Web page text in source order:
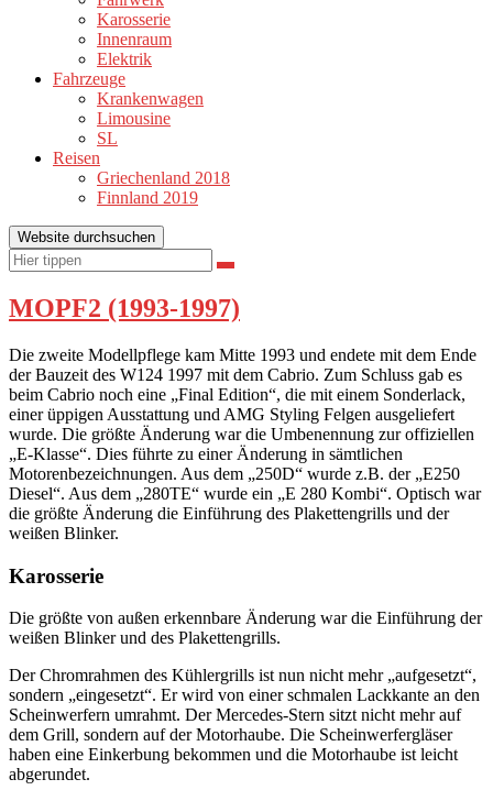
Karosserie
Innenraum
Elektrik
Fahrzeuge
Krankenwagen
Limousine
SL
Reisen
Griechenland 2018
Finnland 2019
Website durchsuchen
Suchen
nach:
Suchen
MOPF2 (1993-1997)
Die zweite Modellpflege kam Mitte 1993 und endete mit dem Ende
der Bauzeit des W124 1997 mit dem Cabrio. Zum Schluss gab es
beim Cabrio noch eine „Final Edition“, die mit einem Sonderlack,
einer üppigen Ausstattung und AMG Styling Felgen ausgeliefert
wurde. Die größte Änderung war die Umbenennung zur offiziellen
„E-Klasse“. Dies führte zu einer Änderung in sämtlichen
Motorenbezeichnungen. Aus dem „250D“ wurde z.B. der „E250
Diesel“. Aus dem „280TE“ wurde ein „E 280 Kombi“. Optisch war
die größte Änderung die Einführung des Plakettengrills und der
weißen Blinker.
Karosserie
Die größte von außen erkennbare Änderung war die Einführung der
weißen Blinker und des Plakettengrills.
Der Chromrahmen des Kühlergrills ist nun nicht mehr „aufgesetzt“,
sondern „eingesetzt“. Er wird von einer schmalen Lackkante an den
Scheinwerfern umrahmt. Der Mercedes-Stern sitzt nicht mehr auf
dem Grill, sondern auf der Motorhaube. Die Scheinwerfergläser
haben eine Einkerbung bekommen und die Motorhaube ist leicht
abgerundet.